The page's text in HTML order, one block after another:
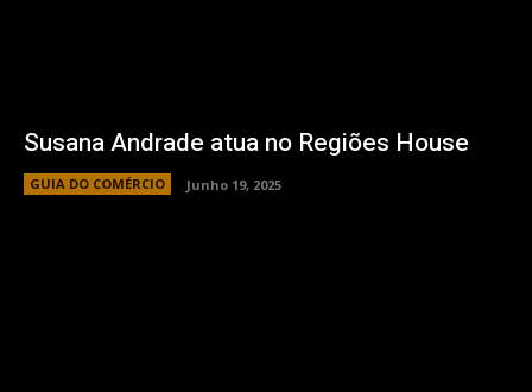
Susana Andrade atua no Regiões House
GUIA DO COMÉRCIO Junho 19, 2025